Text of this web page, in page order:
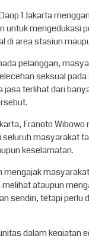
1 Jakarta
untuk mengedukasi
di area stasiun
pelanggan,
seksual
terlihat dari
Franoto
masyarakat
keselamatan.
mengajak
ataupun
sendiri, tetapi perlu
dalam kegiatan